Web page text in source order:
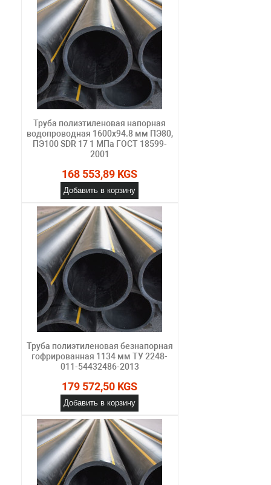
Труба полиэтиленовая напорная
водопроводная 1600х94.8 мм ПЭ80,
ПЭ100 SDR 17 1 МПа ГОСТ 18599-
2001
168 553,89 KGS
Добавить в корзину
Труба полиэтиленовая безнапорная
гофрированная 1134 мм ТУ 2248-
011-54432486-2013
179 572,50 KGS
Добавить в корзину